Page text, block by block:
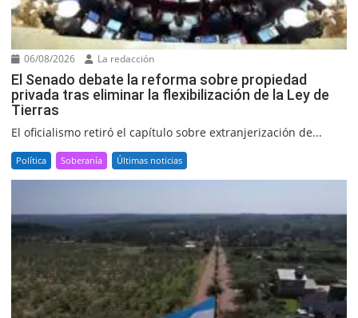
06/08/2026 La redacción
El Senado debate la reforma sobre propiedad
privada tras eliminar la flexibilización de la Ley de
Tierras
El oficialismo retiró el capítulo sobre extranjerización de...
Política Soberanía Últimas noticias